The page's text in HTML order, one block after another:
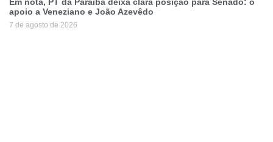
apoio a Veneziano e João Azevêdo
7 de agosto de 2026